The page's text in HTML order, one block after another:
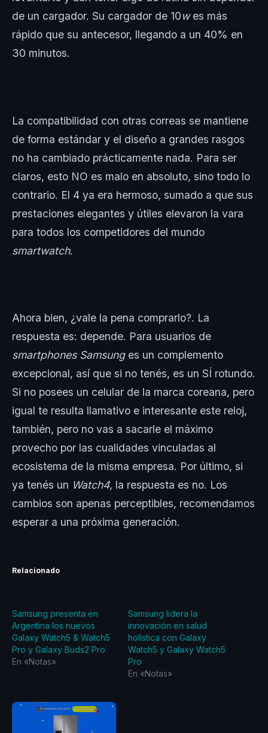
de un cargador. Su cargador de 10wes más
rápido que su antecesor, llegando a un 40% en
30 minutos.
La compatibilidad con otras correas se mantiene
de forma estándar y el diseño a grandes rasgos
no ha cambiado prácticamente nada. Para ser
claros, esto NO es malo en absoluto, sino todo lo
contrario. El 4 ya era hermoso, sumado a que sus
prestaciones elegantes y útiles elevaron la vara
para todos los competidores del mundo
smartwatch.
Ahora bien, ¿vale la pena comprarlo?. La
respuesta es: depende. Para usuarios de
smartphones Samsung es un complemento
excepcional, así que si no tenés, es un SÍ rotundo.
Si no posees un celular de la marca coreana, pero
igual te resulta llamativo e interesante este reloj,
también, pero no vas a sacarle el máximo
provecho por las cualidades vinculadas al
ecosistema de la misma empresa. Por último, si
ya tenés un Watch4, la respuesta es no. Los
cambios son apenas perceptibles, recomendamos
esperar a una próxima generación.
Relacionado
Samsung presenta en
Argentina los nuevos
Galaxy Watch5 & Watch5
Pro y Galaxy Buds2 Pro
En «Notas»
Samsung lidera la
innovación en salud
holística con Galaxy
Watch5 y Galaxy Watch5
Pro
En «Notas»